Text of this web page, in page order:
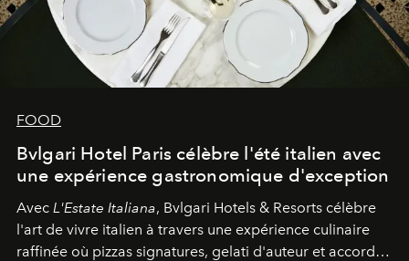
FOOD
Bvlgari Hotel Paris célèbre l'été italien avec
une expérience gastronomique d'exception
Avec L'Estate Italiana, Bvlgari Hotels & Resorts célèbre
l'art de vivre italien à travers une expérience culinaire
raffinée où pizzas signatures, gelati d'auteur et accords